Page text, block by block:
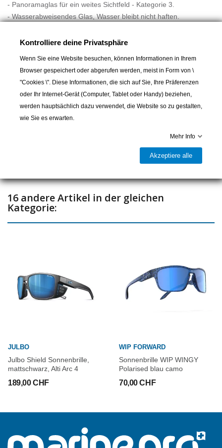
- Panoramaglas für ein weites Sichtfeld - Kategorie 3.
- Wasserabweisendes Glas, Wasser bleibt nicht haften.
- Belüftungssystem, damit die Scheibe beim Manövrieren nicht
- 3 Silikonstreifen, damit die Maske nicht auf dem Helm
- Bearbeitete Form, um sich dem Tragen des Helms anzupassen.
- Wird mit einem Ersatzglas geliefert.
- Einheitsgröße L
Mehr lesen
16 andere Artikel in der gleichen
Kategorie:
JULBO
Julbo Shield Sonnenbrille,
mattschwarz, Alti Arc 4
189,00 CHF
WIP FORWARD
Sonnenbrille WIP WINGY
Polarised blau camo
70,00 CHF
Kontrolliere deine Privatsphäre
Wenn Sie eine Website besuchen, können Informationen in Ihrem
Browser gespeichert oder abgerufen werden, meist in Form von \
"Cookies \". Diese Informationen, die sich auf Sie, Ihre Präferenzen
oder Ihr Internet-Gerät (Computer, Tablet oder Handy) beziehen,
werden hauptsächlich dazu verwendet, die Website so zu gestalten,
wie Sie es erwarten.
Mehr Info
Akzeptiere alle